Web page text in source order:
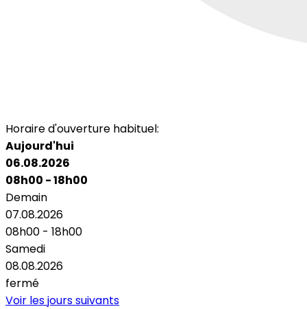
Horaire d'ouverture habituel:
Aujourd'hui
06.08.2026
08h00 - 18h00
Demain
07.08.2026
08h00 - 18h00
Samedi
08.08.2026
fermé
Voir les jours suivants